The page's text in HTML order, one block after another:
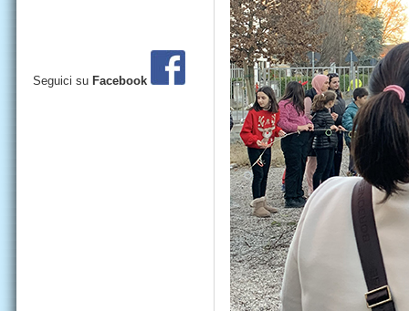
Seguici su Facebook